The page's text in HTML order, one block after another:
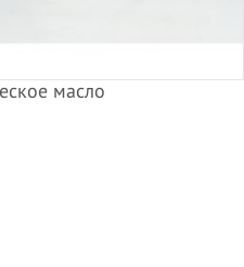
масло